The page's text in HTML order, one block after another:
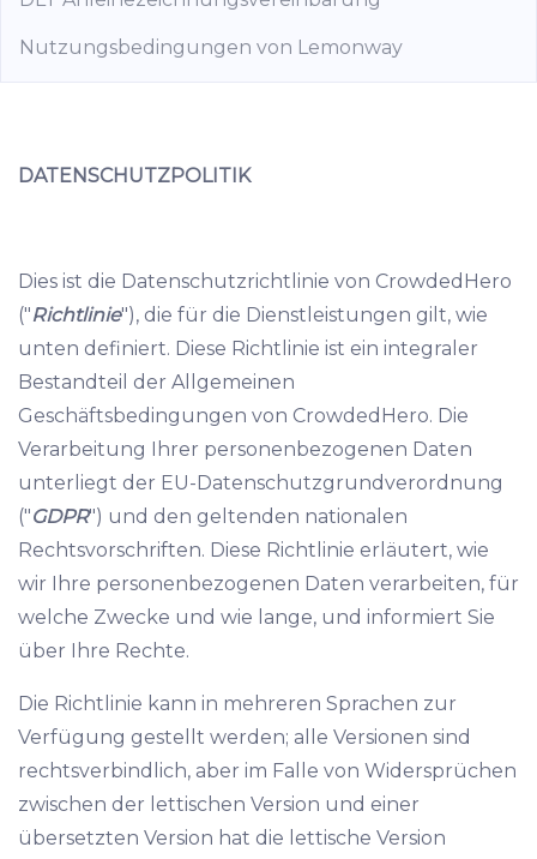
Nutzungsbedingungen von Lemonway
DATENSCHUTZPOLITIK
Dies ist die Datenschutzrichtlinie von CrowdedHero
("Richtlinie"), die für die Dienstleistungen gilt, wie
unten definiert. Diese Richtlinie ist ein integraler
Bestandteil der Allgemeinen
Geschäftsbedingungen von CrowdedHero. Die
Verarbeitung Ihrer personenbezogenen Daten
unterliegt der EU-Datenschutzgrundverordnung
("GDPR") und den geltenden nationalen
Rechtsvorschriften. Diese Richtlinie erläutert, wie
wir Ihre personenbezogenen Daten verarbeiten, für
welche Zwecke und wie lange, und informiert Sie
über Ihre Rechte.
Die Richtlinie kann in mehreren Sprachen zur
Verfügung gestellt werden; alle Versionen sind
rechtsverbindlich, aber im Falle von Widersprüchen
zwischen der lettischen Version und einer
übersetzten Version hat die lettische Version